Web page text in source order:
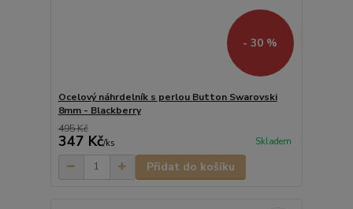
- 30 %
Ocelový náhrdelník s perlou Button Swarovski
8mm - Blackberry
495 Kč
347 Kč/ks Skladem
Přidat do košíku